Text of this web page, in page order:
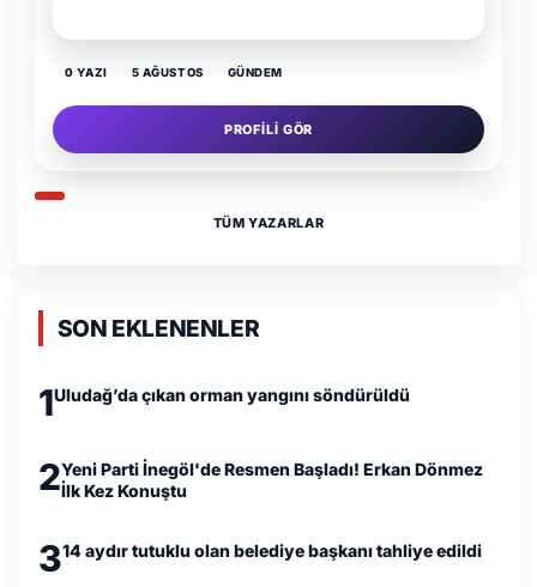
0 YAZI 5 AĞUSTOS GÜNDEM
PROFILI GÖR
TÜM YAZARLAR
SON EKLENENLER
1Uludağ’da çıkan orman yangını söndürüldü
2Yeni Parti İnegöl'de Resmen Başladı! Erkan Dönmez
İlk Kez Konuştu
314 aydır tutuklu olan belediye başkanı tahliye edildi